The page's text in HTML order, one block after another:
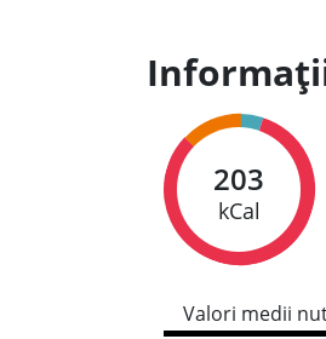
203
kCal
Valori medii